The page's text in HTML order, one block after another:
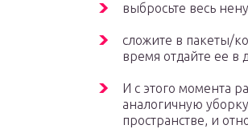
выбросьте весь
сложите в пакеты/
время отдайте ее
И с этого момента
аналогичную
пространстве, и